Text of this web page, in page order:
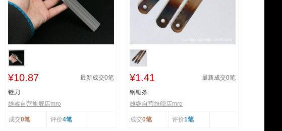
¥10.87 最新成交0笔
锉刀
雄睿自营旗舰店mro
成交0笔 评价4笔
¥1.41 最新成交0笔
钢锯条
雄睿自营旗舰店mro
成交0笔 评价1笔